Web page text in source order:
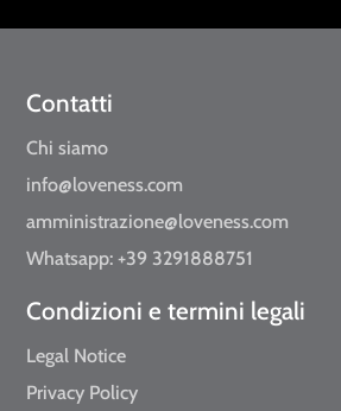
Contatti
Chi siamo
info@loveness.com
amministrazione@loveness.com
Whatsapp: +39 3291888751
Condizioni e termini legali
Legal Notice
Privacy Policy